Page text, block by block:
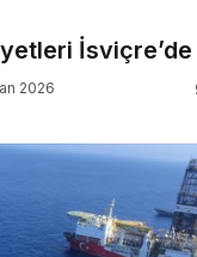
İsviçre’de
2026